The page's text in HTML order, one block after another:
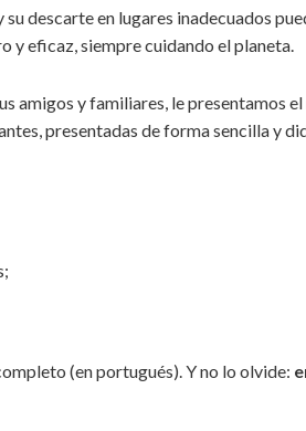
descarte en lugares inadecuados
y eficaz, siempre cuidando el planeta.
amigos y familiares, le presentamos
presentadas de forma sencilla y
(en portugués). Y no lo olvide: